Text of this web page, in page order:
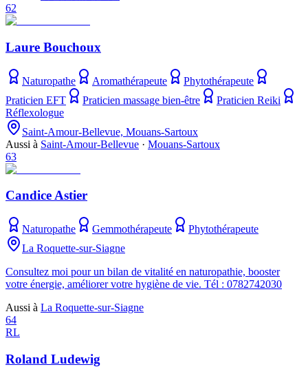
62
Laure Bouchoux
Naturopathe Aromathérapeute
Phytothérapeute
Praticien EFT
Praticien massage bien-être
Praticien Reiki
Réflexologue
Saint-Amour-Bellevue, Mouans-Sartoux
Aussi à Saint-Amour-Bellevue · Mouans-Sartoux
63
Candice Astier
Naturopathe Gemmothérapeute
Phytothérapeute
La Roquette-sur-Siagne
Consultez moi pour un bilan de vitalité en naturopathie, booster
votre énergie, améliorer votre hygiène de vie. Tél : 0782742030
Aussi à La Roquette-sur-Siagne
64
RL
Roland Ludewig